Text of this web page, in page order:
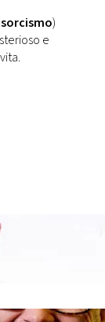
)
e